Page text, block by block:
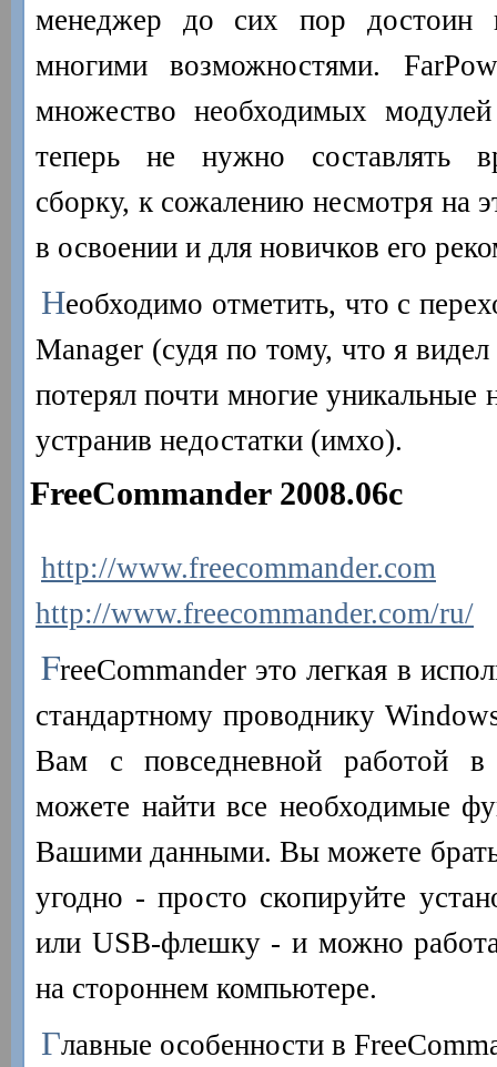
менеджер до сих пор достоин
многими возможностями.
множество необходимых
теперь не нужно составлять
сборку, к сожалению несмотря на
в освоении и для новичков его
Необходимо отметить, что с
Manager (судя по тому, что я
потерял почти многие уникальные
устранив недостатки (имхо).
FreeCommander 2008.06c
http://www.freecommander.com
http://www.freecommander.com/ru/
FreeCommander это легкая в
стандартному проводнику
Вам с повседневной работой
можете найти все необходимые
Вашими данными. Вы можете брать
угодно - просто скопируйте
или USB-флешку - и можно
на стороннем компьютере.
Главные особенности в